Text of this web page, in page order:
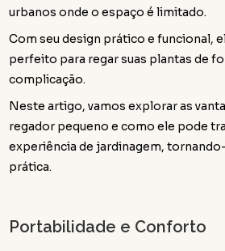
urbanos onde o espaço é limitado.
Com seu design prático e funcional,
perfeito para regar suas plantas de
complicação.
Neste artigo, vamos explorar as
regador pequeno e como ele pode
experiência de jardinagem,
prática.
Portabilidade e Conforto